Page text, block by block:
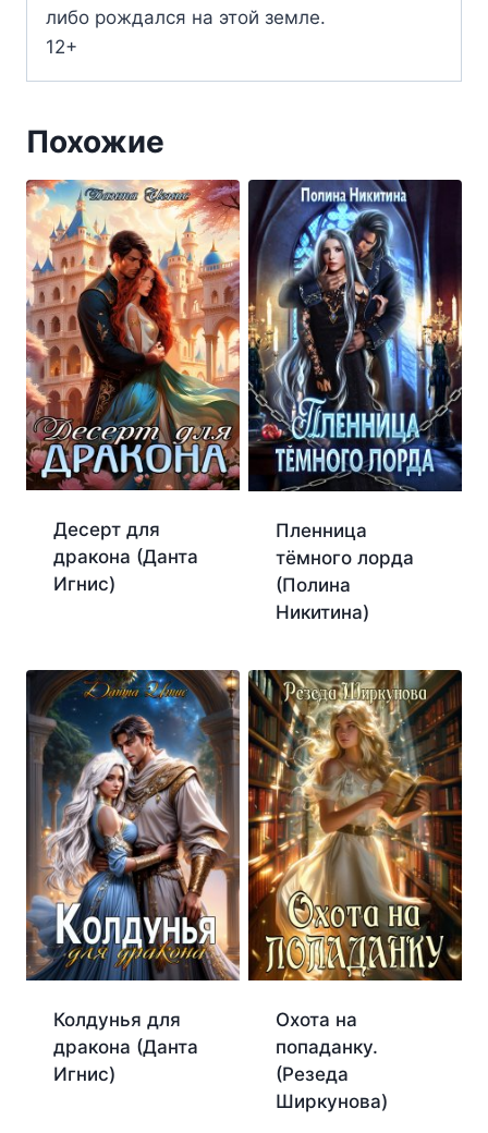
либо рождался на этой земле.
12+
Похожие
Десерт для
дракона (Данта
Игнис)
Пленница
тёмного лорда
(Полина
Никитина)
Колдунья для
дракона (Данта
Игнис)
Охота на
попаданку.
(Резеда
Ширкунова)